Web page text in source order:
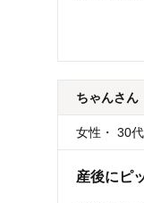
ちゃんさん
女性 ・ 30代
産後にピ